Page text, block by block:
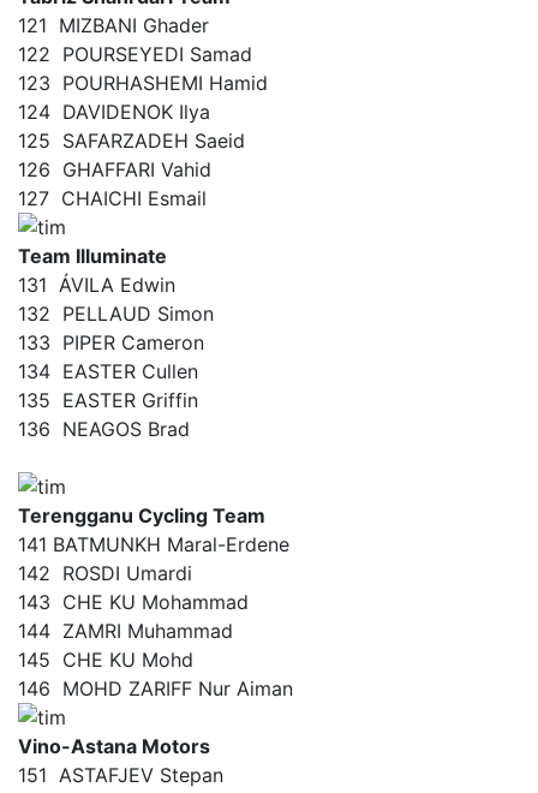
121 MIZBANI Ghader
122 POURSEYEDI Samad
123 POURHASHEMI Hamid
124 DAVIDENOK Ilya
125 SAFARZADEH Saeid
126 GHAFFARI Vahid
127 CHAICHI Esmail
Team Illuminate
131 ÁVILA Edwin
132 PELLAUD Simon
133 PIPER Cameron
134 EASTER Cullen
135 EASTER Griffin
136 NEAGOS Brad
Terengganu Cycling Team
141 BATMUNKH Maral-Erdene
142 ROSDI Umardi
143 CHE KU Mohammad
144 ZAMRI Muhammad
145 CHE KU Mohd
146 MOHD ZARIFF Nur Aiman
Vino-Astana Motors
151 ASTAFJEV Stepan